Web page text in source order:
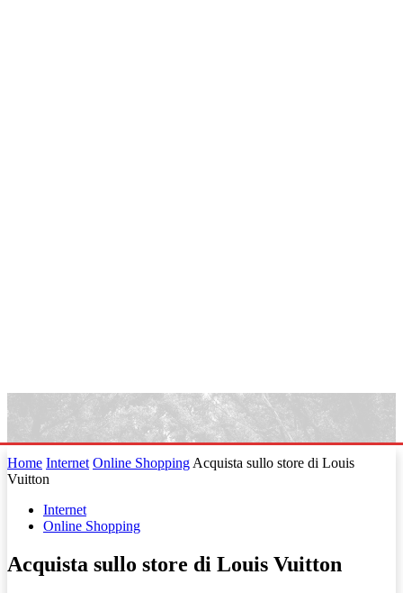
Home Internet Online Shopping Acquista sullo store di Louis
Vuitton
Internet
Online Shopping
Acquista sullo store di Louis Vuitton